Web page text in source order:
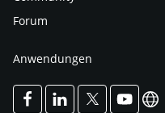
Forum
Anwendungen